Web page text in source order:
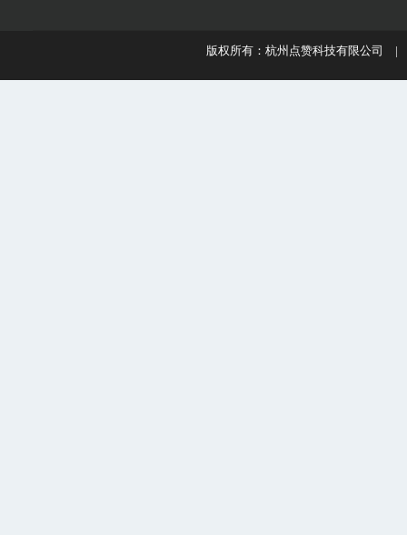
版权所有：杭州点赞科技有限公司